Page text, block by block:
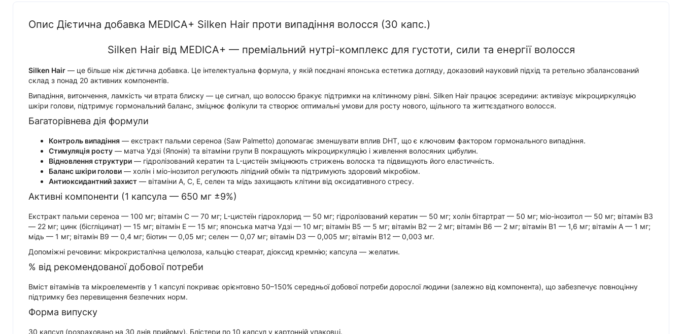
Опис Дієтична добавка MEDICA+ Silken Hair проти випадіння волосся (30 капс.)
Silken Hair від MEDICA+ — преміальний нутрі-комплекс для густоти, сили та енергії волосся
Silken Hair — це більше ніж дієтична добавка. Це інтелектуальна формула, у якій поєднані японська естетика догляду, доказовий науковий підхід та ретельно збалансований
склад з понад 20 активних компонентів.
Випадіння, витончення, ламкість чи втрата блиску — це сигнал, що волоссю бракує підтримки на клітинному рівні. Silken Hair працює зсередини: активізує мікроциркуляцію
шкіри голови, підтримує гормональний баланс, зміцнює фолікули та створює оптимальні умови для росту нового, щільного та життєздатного волосся.
Багаторівнева дія формули
Контроль випадіння — екстракт пальми сереноа (Saw Palmetto) допомагає зменшувати вплив DHT, що є ключовим фактором гормонального випадіння.
Стимуляція росту — матча Удзі (Японія) та вітаміни групи B покращують мікроциркуляцію і живлення волосяних цибулин.
Відновлення структури — гідролізований кератин та L-цистеїн зміцнюють стрижень волоска та підвищують його еластичність.
Баланс шкіри голови — холін і міо-інозитол регулюють ліпідний обмін та підтримують здоровий мікробіом.
Антиоксидантний захист — вітаміни A, C, E, селен та мідь захищають клітини від оксидативного стресу.
Активні компоненти (1 капсула — 650 мг ±9%)
Екстракт пальми сереноа — 100 мг; вітамін C — 70 мг; L-цистеїн гідрохлорид — 50 мг; гідролізований кератин — 50 мг; холін бітартрат — 50 мг; міо-інозитол — 50 мг; вітамін B3
— 22 мг; цинк (бісгліцинат) — 15 мг; вітамін E — 15 мг; японська матча Удзі — 10 мг; вітамін B5 — 5 мг; вітамін B2 — 2 мг; вітамін B6 — 2 мг; вітамін B1 — 1,6 мг; вітамін A — 1 мг;
мідь — 1 мг; вітамін B9 — 0,4 мг; біотин — 0,05 мг; селен — 0,07 мг; вітамін D3 — 0,005 мг; вітамін B12 — 0,003 мг.
Допоміжні речовини: мікрокристалічна целюлоза, кальцію стеарат, діоксид кремнію; капсула — желатин.
% від рекомендованої добової потреби
Вміст вітамінів та мікроелементів у 1 капсулі покриває орієнтовно 50–150% середньої добової потреби дорослої людини (залежно від компонента), що забезпечує повноцінну
підтримку без перевищення безпечних норм.
Форма випуску
30 капсул (розраховано на 30 днів прийому). Блістери по 10 капсул у картонній упаковці.